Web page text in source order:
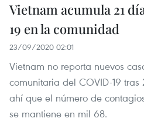
Vietnam acumula 21
19 en la comunidad
23/09/2020 02:01
Vietnam no reporta nuevos
comunitaria del COVID-19 tras
ahí que el número de
se mantiene en mil 68.